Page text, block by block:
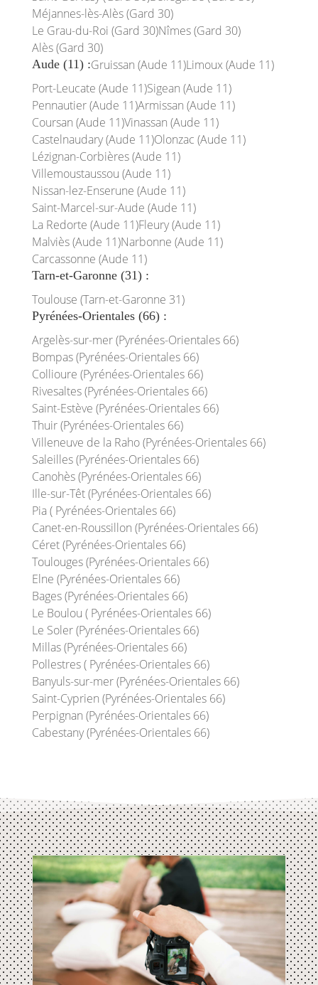
Méjannes-lès-Alès (Gard 30)
Le Grau-du-Roi (Gard 30)Nîmes (Gard 30)
Alès (Gard 30)
Aude (11) :Gruissan (Aude 11)Limoux (Aude 11)
Port-Leucate (Aude 11)Sigean (Aude 11)
Pennautier (Aude 11)Armissan (Aude 11)
Coursan (Aude 11)Vinassan (Aude 11)
Castelnaudary (Aude 11)Olonzac (Aude 11)
Lézignan-Corbières (Aude 11)
Villemoustaussou (Aude 11)
Nissan-lez-Enserune (Aude 11)
Saint-Marcel-sur-Aude (Aude 11)
La Redorte (Aude 11)Fleury (Aude 11)
Malviès (Aude 11)Narbonne (Aude 11)
Carcassonne (Aude 11)
Tarn-et-Garonne (31) :
Toulouse (Tarn-et-Garonne 31)
Pyrénées-Orientales (66) :
Argelès-sur-mer (Pyrénées-Orientales 66)
Bompas (Pyrénées-Orientales 66)
Collioure (Pyrénées-Orientales 66)
Rivesaltes (Pyrénées-Orientales 66)
Saint-Estève (Pyrénées-Orientales 66)
Thuir (Pyrénées-Orientales 66)
Villeneuve de la Raho (Pyrénées-Orientales 66)
Saleilles (Pyrénées-Orientales 66)
Canohès (Pyrénées-Orientales 66)
Ille-sur-Têt (Pyrénées-Orientales 66)
Pia ( Pyrénées-Orientales 66)
Canet-en-Roussillon (Pyrénées-Orientales 66)
Céret (Pyrénées-Orientales 66)
Toulouges (Pyrénées-Orientales 66)
Elne (Pyrénées-Orientales 66)
Bages (Pyrénées-Orientales 66)
Le Boulou ( Pyrénées-Orientales 66)
Le Soler (Pyrénées-Orientales 66)
Millas (Pyrénées-Orientales 66)
Pollestres ( Pyrénées-Orientales 66)
Banyuls-sur-mer (Pyrénées-Orientales 66)
Saint-Cyprien (Pyrénées-Orientales 66)
Perpignan (Pyrénées-Orientales 66)
Cabestany (Pyrénées-Orientales 66)